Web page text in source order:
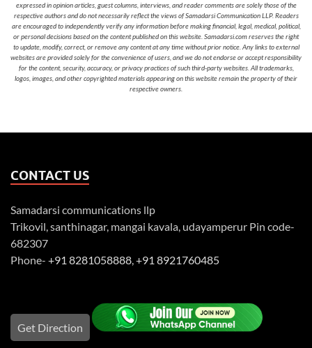
expressed in opinion articles, guest columns, interviews, and reader comments are solely those of the
respective authors and do not necessarily reflect the views of Samadarsi Communication LLP. Readers
are encouraged to independently verify any information before making financial, legal, medical, political,
or personal decisions based on the content published on this website. Samadarsi.com reserves the right
to update, modify, correct, or remove any content at any time without prior notice. Any links to external
websites are provided solely for the convenience of users, and we do not endorse or accept responsibility
for the content, security, accuracy, or privacy practices of such third-party websites. All trademarks,
logos, images, and other copyrighted materials appearing on this website remain the property of their
respective owners.
CONTACT US
Samadarsi communications llp
Trikovil, santhinagar, mangai kavala, udayamperur Pin code-
682307
Phone- +91 8281058888,+91 8921760485
Get Direction